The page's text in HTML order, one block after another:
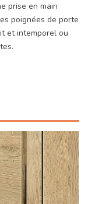
prise en main
poignées de porte
et intemporel ou